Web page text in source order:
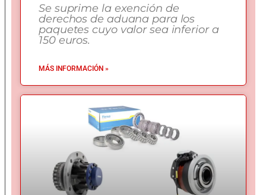
Se suprime la exención de
derechos de aduana para los
paquetes cuyo valor sea inferior a
150 euros.
MÁS INFORMACIÓN »